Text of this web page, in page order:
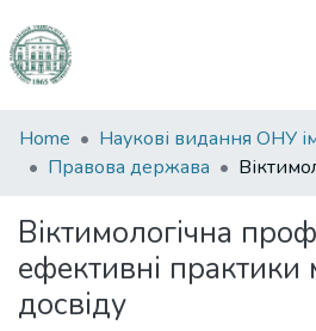
Communities
&
All of DSpace
Statistics
Home
Правова держава
Віктимологічна
ефективні
досвіду